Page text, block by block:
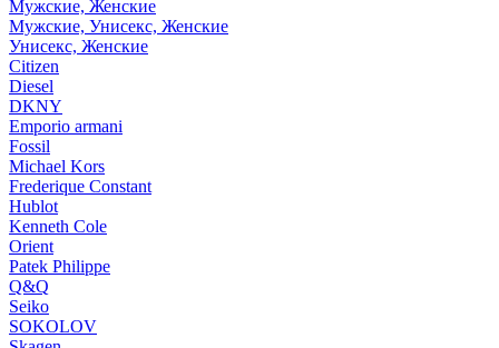
Мужские, Женские
Мужские, Унисекс, Женские
Унисекс, Женские
Citizen
Diesel
DKNY
Emporio armani
Fossil
Michael Kors
Frederique Constant
Hublot
Kenneth Cole
Orient
Patek Philippe
Q&Q
Seiko
SOKOLOV